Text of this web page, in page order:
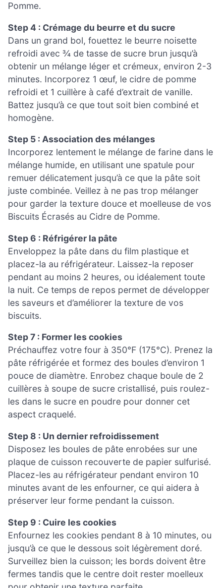
Pomme.
Step 4 : Crémage du beurre et du sucre
Dans un grand bol, fouettez le beurre noisette
refroidi avec ¾ de tasse de sucre brun jusqu’à
obtenir un mélange léger et crémeux, environ 2-3
minutes. Incorporez 1 œuf, le cidre de pomme
refroidi et 1 cuillère à café d’extrait de vanille.
Battez jusqu’à ce que tout soit bien combiné et
homogène.
Step 5 : Association des mélanges
Incorporez lentement le mélange de farine dans le
mélange humide, en utilisant une spatule pour
remuer délicatement jusqu’à ce que la pâte soit
juste combinée. Veillez à ne pas trop mélanger
pour garder la texture douce et moelleuse de vos
Biscuits Écrasés au Cidre de Pomme.
Step 6 : Réfrigérer la pâte
Enveloppez la pâte dans du film plastique et
placez-la au réfrigérateur. Laissez-la reposer
pendant au moins 2 heures, ou idéalement toute
la nuit. Ce temps de repos permet de développer
les saveurs et d’améliorer la texture de vos
biscuits.
Step 7 : Former les cookies
Préchauffez votre four à 350°F (175°C). Prenez la
pâte réfrigérée et formez des boules d’environ 1
pouce de diamètre. Enrobez chaque boule de 2
cuillères à soupe de sucre cristallisé, puis roulez-
les dans le sucre en poudre pour donner cet
aspect craquelé.
Step 8 : Un dernier refroidissement
Disposez les boules de pâte enrobées sur une
plaque de cuisson recouverte de papier sulfurisé.
Placez-les au réfrigérateur pendant environ 10
minutes avant de les enfourner, ce qui aidera à
préserver leur forme pendant la cuisson.
Step 9 : Cuire les cookies
Enfournez les cookies pendant 8 à 10 minutes, ou
jusqu’à ce que le dessous soit légèrement doré.
Surveillez bien la cuisson; les bords doivent être
fermes tandis que le centre doit rester moelleux